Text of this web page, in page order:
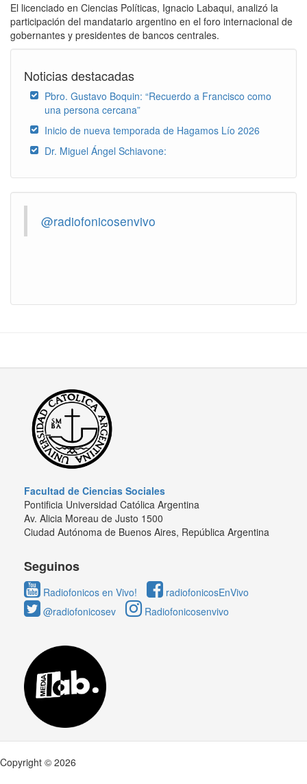
El licenciado en Ciencias Políticas, Ignacio Labaqui, analizó la
participación del mandatario argentino en el foro internacional de
gobernantes y presidentes de bancos centrales.
Noticias destacadas
Pbro. Gustavo Boquin: “Recuerdo a Francisco como
una persona cercana”
Inicio de nueva temporada de Hagamos Lío 2026
Dr. Miguel Ángel Schiavone:
@radiofonicosenvivo
Facultad de Ciencias Sociales
Pontificia Universidad Católica Argentina
Av. Alicia Moreau de Justo 1500
Ciudad Autónoma de Buenos Aires, República Argentina
Seguinos
Radiofonicos en Vivo!
radiofonicosEnVivo
@radiofonicosev
Radiofonicosenvivo
Copyright © 2026